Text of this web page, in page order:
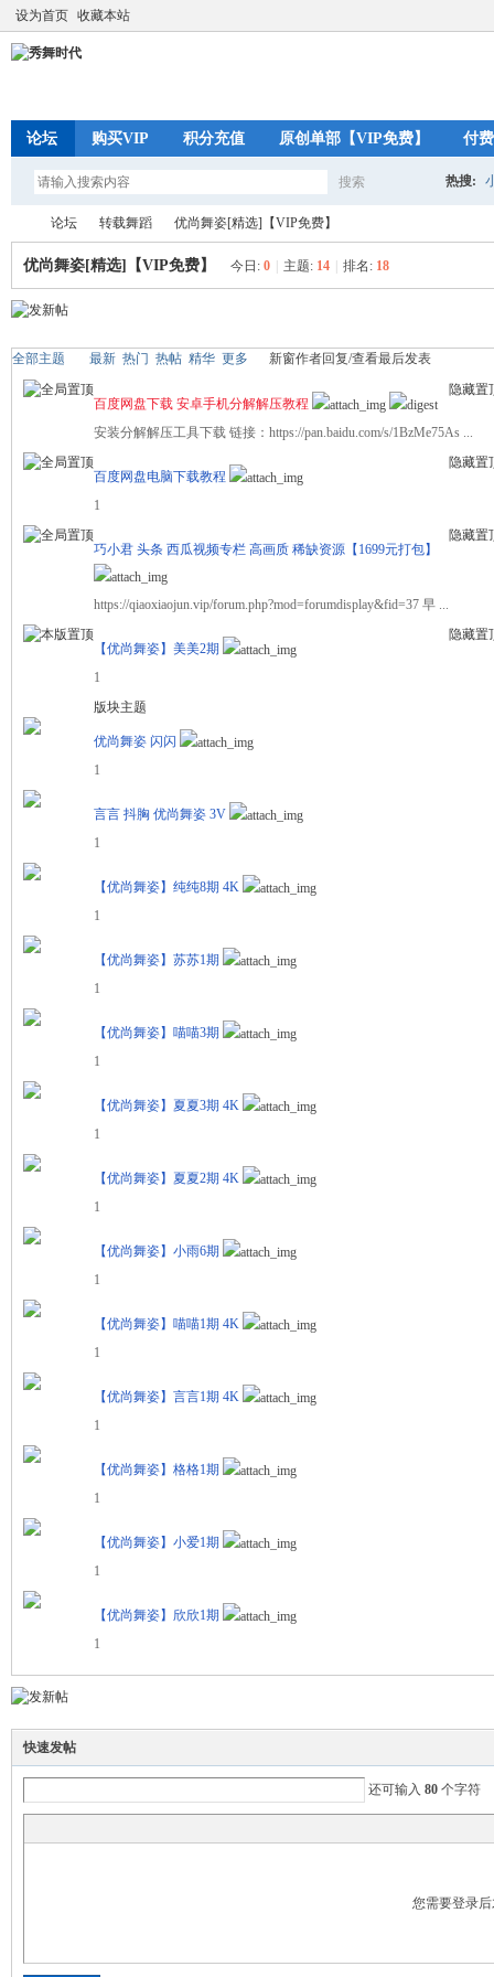
设为首页 收藏本站
论坛 购买VIP 积分充值 原创单部【VIP免费】 付
搜索 热搜:
秀 »
论坛 转载舞蹈 优尚舞姿[精选]【VIP免费】
优尚舞姿[精选]【VIP免费】 今日: 0 主题: 14 排名: 18
新窗
全部主题 最新 热门 热帖 精华 更多 作者回复/查看最后发表
隐藏置
百度网盘下载 安卓手机分解解压教程
安装分解解压工具下载 链接：https://pan.baidu.com/s/1BzMe75As ...
隐藏置
百度网盘电脑下载教程
1
隐藏置
巧小君 头条 西瓜视频专栏 高画质 稀缺资源【1699元打包】
https://qiaoxiaojun.vip/forum.php?mod=forumdisplay&fid=37 早 ...
隐藏置
【优尚舞姿】美美2期
1
版块主题
优尚舞姿 闪闪
1
言言 抖胸 优尚舞姿 3V
1
【优尚舞姿】纯纯8期 4K
1
【优尚舞姿】苏苏1期
1
【优尚舞姿】喵喵3期
1
【优尚舞姿】夏夏3期 4K
1
【优尚舞姿】夏夏2期 4K
1
【优尚舞姿】小雨6期
1
【优尚舞姿】喵喵1期 4K
1
【优尚舞姿】言言1期 4K
1
【优尚舞姿】格格1期
1
【优尚舞姿】小爱1期
1
【优尚舞姿】欣欣1期
1
快速发帖
还可输入 80 个字符
您需要登录